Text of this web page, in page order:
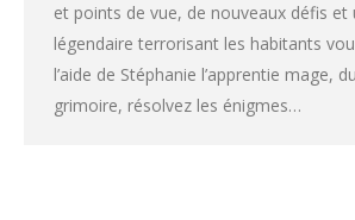
et points de vue, de nouveaux défis et
légendaire terrorisant les habitants
l’aide de Stéphanie l’apprentie mage,
grimoire, résolvez les énigmes…